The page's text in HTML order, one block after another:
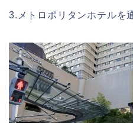
3.メトロポリタンホテルを